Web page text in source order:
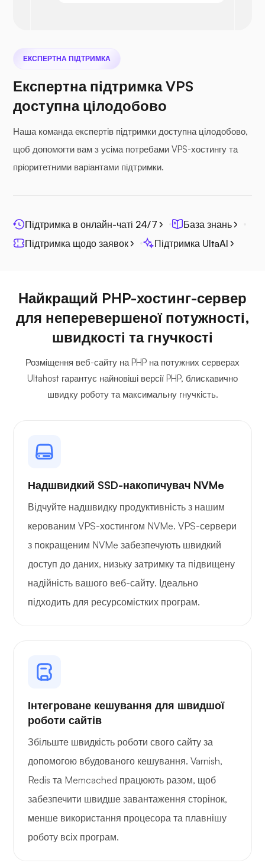
ЕКСПЕРТНА ПІДТРИМКА
Експертна підтримка VPS
доступна цілодобово
Наша команда експертів підтримки доступна цілодобово,
щоб допомогти вам з усіма потребами VPS-хостингу та
пріоритетними варіантами підтримки.
Підтримка в онлайн-чаті 24/7
База знань
Підтримка щодо заявок
Підтримка UltaAI
Найкращий PHP-хостинг-сервер
для неперевершеної потужності,
швидкості та гнучкості
Розміщення веб-сайту на PHP на потужних серверах
Ultahost гарантує найновіші версії PHP, блискавично
швидку роботу та максимальну гнучкість.
Надшвидкий SSD-накопичувач NVMe
Відчуйте надшвидку продуктивність з нашим
керованим VPS-хостингом NVMe. VPS-сервери
з покращеним NVMe забезпечують швидкий
доступ до даних, низьку затримку та підвищену
надійність вашого веб-сайту. Ідеально
підходить для ресурсомістких програм.
Інтегроване кешування для швидшої
роботи сайтів
Збільште швидкість роботи свого сайту за
допомогою вбудованого кешування. Varnish,
Redis та Memcached працюють разом, щоб
забезпечити швидше завантаження сторінок,
менше використання процесора та плавнішу
роботу всіх програм.